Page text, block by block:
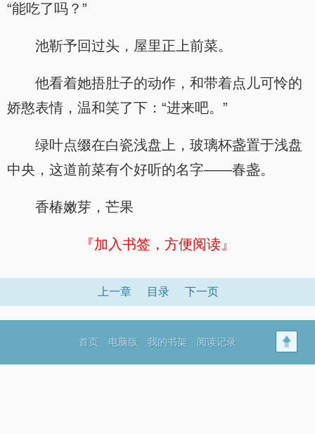
“能吃了吗？”
池靳予回过头，屋里正上前菜。
他看着她捂肚子的动作，和带着点儿可怜的
娇憨表情，温和笑了下：“进来吧。”
绿叶点缀在白瓷浅盘上，玻璃杯盏置于浅盘
中央，这道前菜有个好听的名字——春盏。
香椿嫩芽，芒果
『加入书签，方便阅读』
上一章 目录 下一页
首页 电脑版 我的书架 阅读记录